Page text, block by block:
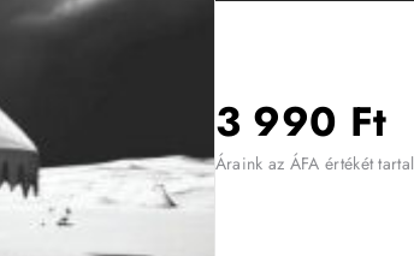
3 990 Ft
Áraink az ÁFA értékét